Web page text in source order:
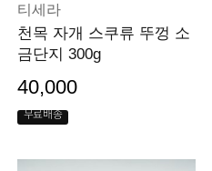
티세라
천목 자개 스쿠류 뚜껑 소
금단지 300g
40,000
무료배송